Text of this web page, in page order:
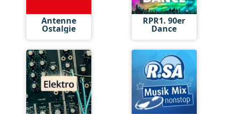
Antenne
Ostalgie
RPR1. 90er
Dance